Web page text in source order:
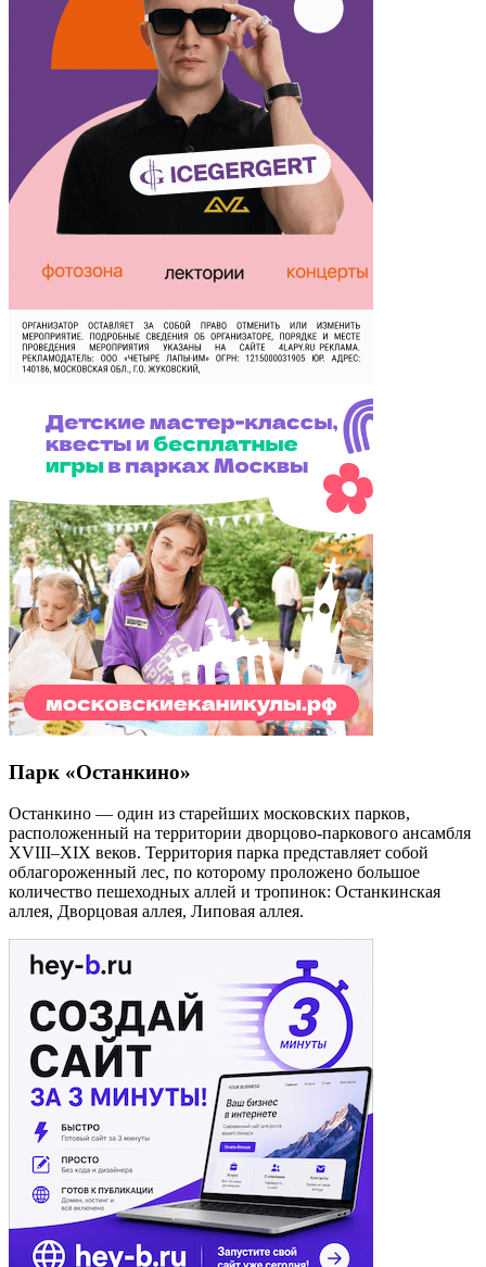
Парк «Останкино»
Останкино — один из старейших московских парков,
расположенный на территории дворцово-паркового ансамбля
XVIII–XIX веков. Территория парка представляет собой
облагороженный лес, по которому проложено большое
количество пешеходных аллей и тропинок: Останкинская
аллея, Дворцовая аллея, Липовая аллея.